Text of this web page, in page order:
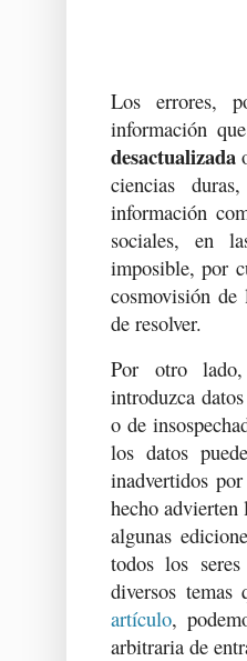
Los errores,
información
desactualizada
ciencias
información
sociales, en
imposible, por
cosmovisión de
de resolver.
Por otro lado,
introduzca
o de
los datos
inadvertidos
hecho advierten
algunas
todos los
diversos
artículo,
arbitraria de